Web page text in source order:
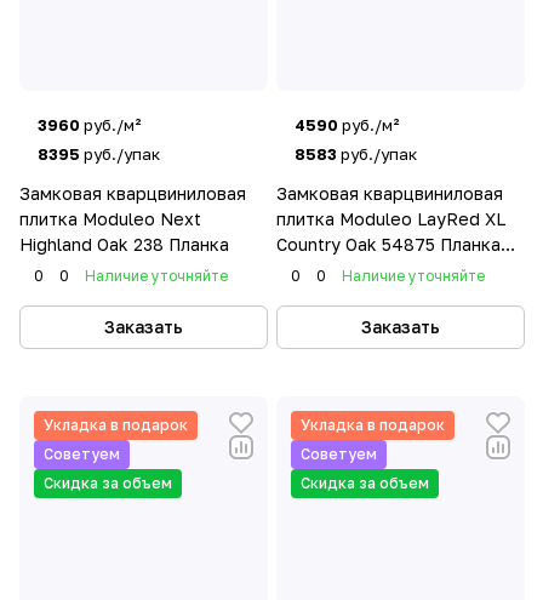
3960 руб./м²
8395 руб./упак
Замковая кварцвиниловая
плитка Moduleo Next
Highland Oak 238 Планка
0 0 Наличие уточняйте
Заказать
4590 руб./м²
8583 руб./упак
Замковая кварцвиниловая
плитка Moduleo LayRed XL
Country Oak 54875 Планка
XL0 0 Наличие уточняйте
Заказать
Укладка в подарок
Советуем
Скидка за объем
Укладка в подарок
Советуем
Скидка за объем